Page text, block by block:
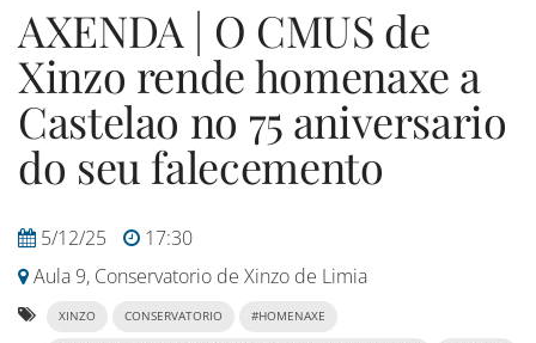
AXENDA | O CMUS de
Xinzo rende homenaxe a
Castelao no 75 aniversario
do seu falecemento
5/12/25
17:30
Aula 9, Conservatorio de Xinzo de Limia
XINZO CONSERVATORIO #HOMENAXE